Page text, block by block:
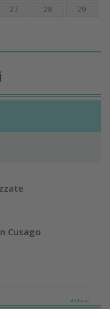
27 28
29
Cusago
Altro...